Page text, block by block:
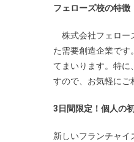
フェローズ校の特徴
株式会社フェロー
た需要創造企業です
てまいります。特に
すので、お気軽にご
3日間限定！個人の
新しいフランチャ